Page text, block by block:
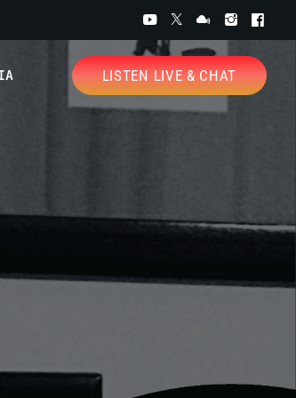
LISTEN LIVE & CHAT